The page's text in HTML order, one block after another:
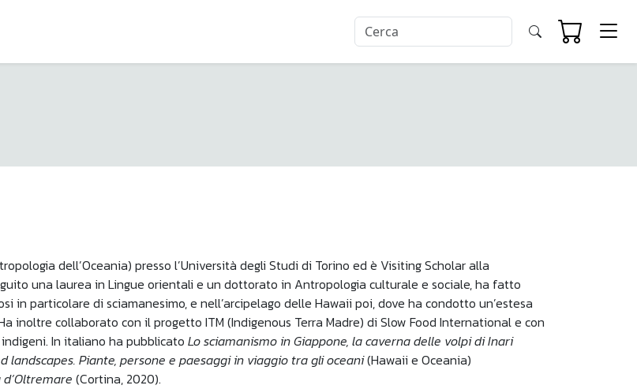
dell’Oceania) presso l’Università degli Studi di Torino ed è Visiting Scholar alla
una laurea in Lingue orientali e un dottorato in Antropologia culturale e sociale, ha fatto
in particolare di sciamanesimo, e nell’arcipelago delle Hawaii poi, dove ha condotto un’estesa
inoltre collaborato con il progetto ITM (Indigenous Terra Madre) di Slow Food International e con
In italiano ha pubblicato Lo sciamanismo in Giappone, la caverna delle volpi di Inari
landscapes. Piante, persone e paesaggi in viaggio tra gli oceani(Hawaii e Oceania)
d’Oltremare (Cortina, 2020).